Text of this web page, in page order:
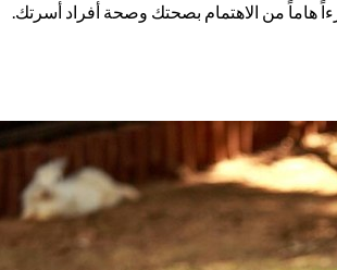
هاماً من الاهتمام بصحتك وصحة أفراد أسرتك.